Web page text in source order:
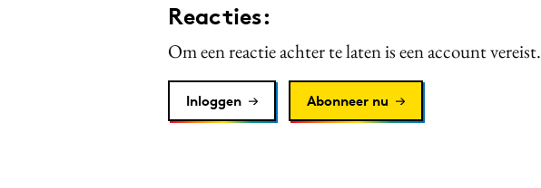
Reacties:
Om een reactie achter te laten is een account vereist.
Inloggen Abonneer nu